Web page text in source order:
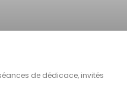
de dédicace, invités